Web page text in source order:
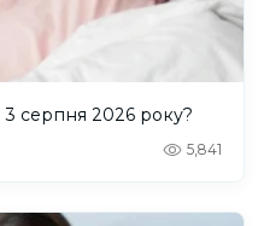
3 серпня 2026 року?
5,841